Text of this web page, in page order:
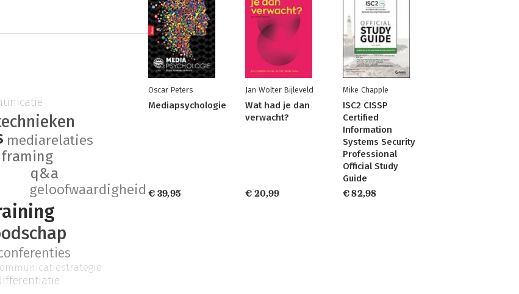
framing
q&a
geloofwaardigheid
mediarelaties
Oscar Peters
Mediapsychologie
€ 39,95
Jan Wolter Bijleveld
Wat had je dan
verwacht?
€ 20,99
Mike Chapple
ISC2 CISSP
Certified
Information
Systems Security
Professional
Official Study
Guide
€ 82,98